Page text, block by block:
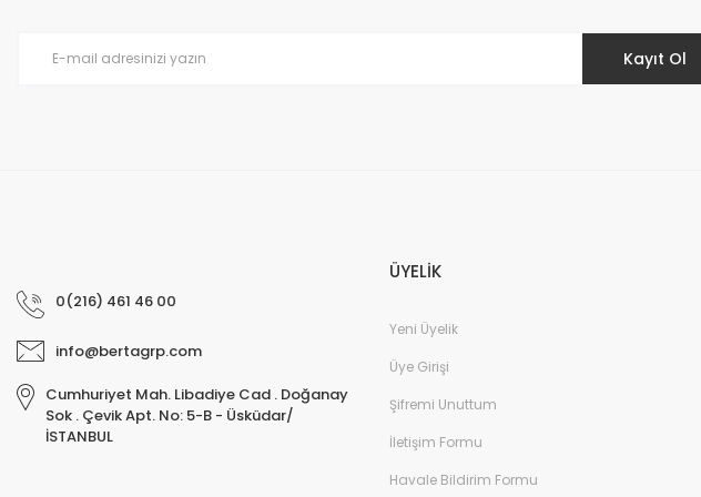
Kayıt Ol
0(216) 461 46 00
info@bertagrp.com
Cumhuriyet Mah. Libadiye Cad . Doğanay
Sok . Çevik Apt. No: 5-B - Üsküdar/
İSTANBUL
ÜYELİK
Yeni Üyelik
Üye Girişi
Şifremi Unuttum
İletişim Formu
Havale Bildirim Formu